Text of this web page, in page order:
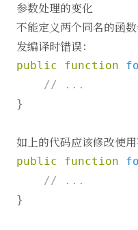
参数处理的变化
不能定义两个同名的函
发编译时错误：
public function
// ...
}
如上的代码应该修改使用
public function
// ...
}